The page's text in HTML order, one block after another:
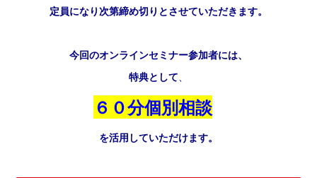
定員になり次第締め切りとさせていただきます。
今回のオンラインセミナー参加者には、
特典として、
６ ０分個別相談
を活用していただけます。